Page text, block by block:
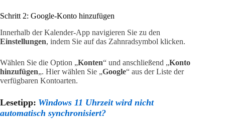
Schritt 2: Google-Konto hinzufügen
Innerhalb der Kalender-App navigieren Sie zu den
Einstellungen, indem Sie auf das Zahnradsymbol klicken.
Wählen Sie die Option „Konten“ und anschließend „Konto
hinzufügen„. Hier wählen Sie „Google“ aus der Liste der
verfügbaren Kontoarten.
Lesetipp: Windows 11 Uhrzeit wird nicht
automatisch synchronisiert?